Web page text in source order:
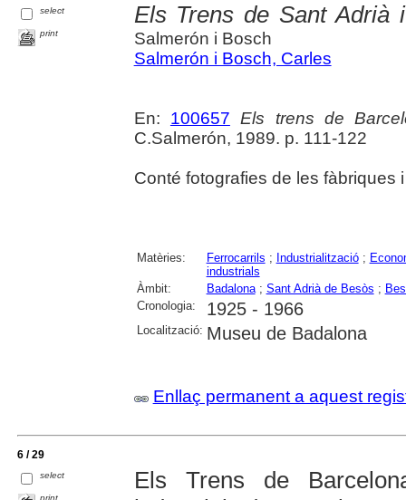
select
print
Els Trens de Sant Adrià
Salmerón i Bosch
Salmerón i Bosch, Carles
En: 100657 Els trens de
C.Salmerón, 1989. p. 111-122
Conté fotografies de les fàbriques
Matèries: Ferrocarrils ; Industrialització;
industrials
Àmbit:
Badalona; Sant Adrià de Besòs ;
Cronologia:
1925 - 1966
Localització: Museu de Badalona
Enllaç permanent a aquest
6 / 29
select
Els Trens de